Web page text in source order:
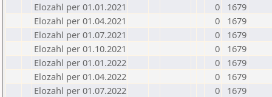
Elozahl per 01.01.2021
0
1679
Elozahl per 01.04.2021
0
1679
Elozahl per 01.07.2021
0
1679
Elozahl per 01.10.2021
0
1679
Elozahl per 01.01.2022
0
1679
Elozahl per 01.04.2022
0
1679
Elozahl per 01.07.2022
0
1679